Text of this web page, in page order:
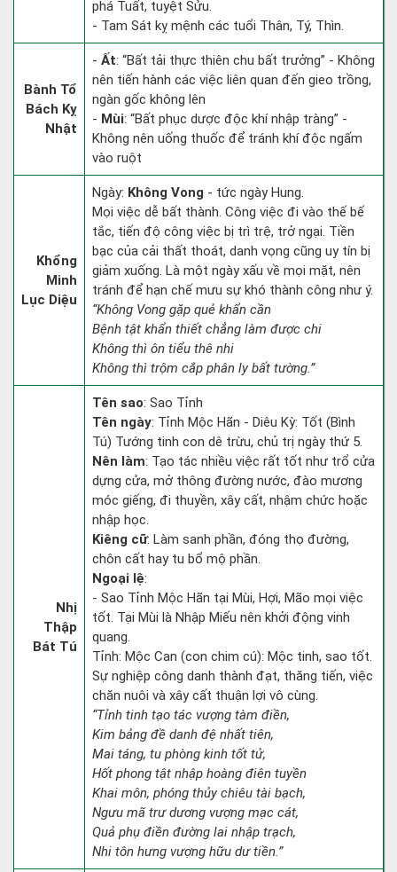
phá Tuất, tuyệt Sửu.
- Tam Sát kỵ mệnh các tuổi Thân, Tý, Thìn.
Bành Tổ
Bách Kỵ
Nhật
- Ất: “Bất tải thực thiên chu bất trưởng” - Không
nên tiến hành các việc liên quan đến gieo trồng,
ngàn gốc không lên
- Mùi: “Bất phục dược độc khí nhập tràng” -
Không nên uống thuốc để tránh khí độc ngấm
vào ruột
Khổng
Minh
Lục Diệu
Ngày: Không Vong - tức ngày Hung.
Mọi việc dễ bất thành. Công việc đi vào thế bế
tắc, tiến độ công việc bị trì trệ, trở ngại. Tiền
bạc của cải thất thoát, danh vọng cũng uy tín bị
giảm xuống. Là một ngày xấu về mọi mặt, nên
tránh để hạn chế mưu sự khó thành công như ý.
“Không Vong gặp quẻ khẩn cần
Bệnh tật khẩn thiết chẳng làm được chi
Không thì ôn tiểu thê nhi
Không thì trộm cắp phân ly bất tường.”
Nhị
Thập
Bát Tú
Tên sao: Sao Tỉnh
Tên ngày: Tỉnh Mộc Hãn - Diêu Kỳ: Tốt (Bình
Tú) Tướng tinh con dê trừu, chủ trị ngày thứ 5.
Nên làm: Tạo tác nhiều việc rất tốt như trổ cửa
dựng cửa, mở thông đường nước, đào mương
móc giếng, đi thuyền, xây cất, nhậm chức hoặc
nhập học.
Kiêng cữ: Làm sanh phần, đóng thọ đường,
chôn cất hay tu bổ mộ phần.
Ngoại lệ:
- Sao Tỉnh Mộc Hãn tại Mùi, Hợi, Mão mọi việc
tốt. Tại Mùi là Nhập Miếu nên khởi động vinh
quang.
Tỉnh: Mộc Can (con chim cú): Mộc tinh, sao tốt.
Sự nghiệp công danh thành đạt, thăng tiến, việc
chăn nuôi và xây cất thuận lợi vô cùng.
“Tỉnh tinh tạo tác vượng tàm điền,
Kim bảng đề danh đệ nhất tiên,
Mai táng, tu phòng kinh tốt tử,
Hốt phong tật nhập hoàng điên tuyền
Khai môn, phóng thủy chiêu tài bạch,
Ngưu mã trư dương vượng mạc cát,
Quả phụ điền đường lai nhập trạch,
Nhi tôn hưng vượng hữu dư tiền.”